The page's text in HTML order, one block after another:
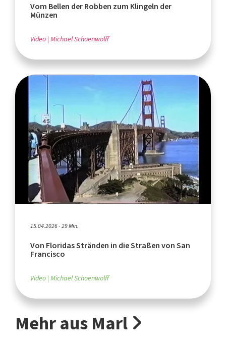
Vom Bellen der Robben zum Klingeln der
Münzen
Video Michael Schoenwolff
15.04.2026 - 29 Min.
Von Floridas Stränden in die Straßen von San
Francisco
Video Michael Schoenwolff
Mehr aus Marl